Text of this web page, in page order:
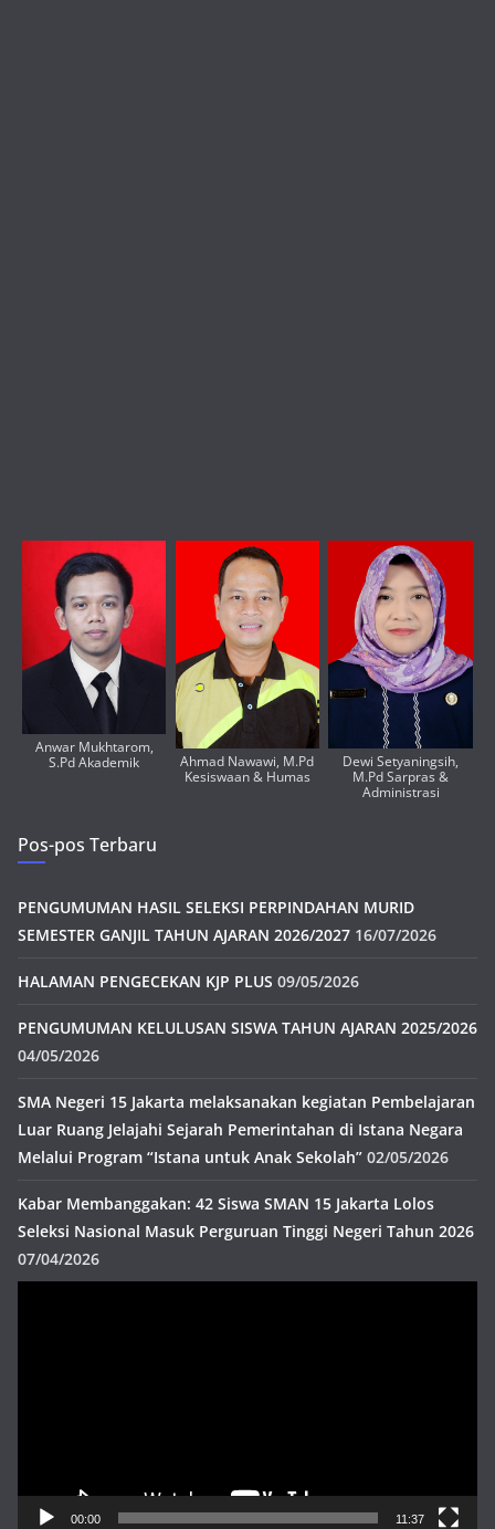
Anwar Mukhtarom,
S.Pd Akademik
Ahmad Nawawi, M.Pd
Kesiswaan & Humas
Dewi Setyaningsih,
M.Pd Sarpras &
Administrasi
Pos-pos Terbaru
PENGUMUMAN HASIL SELEKSI PERPINDAHAN MURID
SEMESTER GANJIL TAHUN AJARAN 2026/2027 16/07/2026
HALAMAN PENGECEKAN KJP PLUS 09/05/2026
PENGUMUMAN KELULUSAN SISWA TAHUN AJARAN 2025/2026
04/05/2026
SMA Negeri 15 Jakarta melaksanakan kegiatan Pembelajaran
Luar Ruang Jelajahi Sejarah Pemerintahan di Istana Negara
Melalui Program “Istana untuk Anak Sekolah” 02/05/2026
Kabar Membanggakan: 42 Siswa SMAN 15 Jakarta Lolos
Seleksi Nasional Masuk Perguruan Tinggi Negeri Tahun 2026
07/04/2026
00:00 11:37